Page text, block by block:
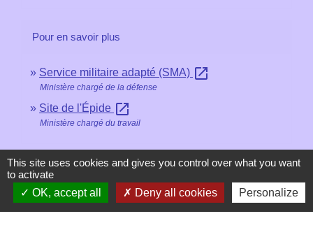
Pour en savoir plus
Service militaire adapté (SMA) open_in_new
Ministère chargé de la défense
Site de l'Épide open_in_new
Ministère chargé du travail
Signaler une erreur sur cette page
This site uses cookies and gives you control over what you want
to activate
OK, accept all
Deny all cookies Personalize